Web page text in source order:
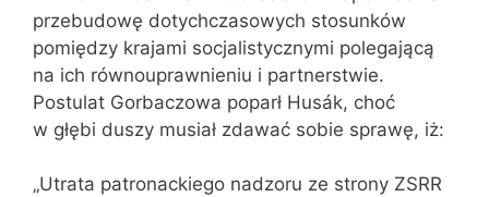
przebudowę dotychczasowych stosunków
pomiędzy krajami socjalistycznymi polegającą
na ich równouprawnieniu i partnerstwie.
Postulat Gorbaczowa poparł Husák, choć
w głębi duszy musiał zdawać sobie sprawę, iż:
„Utrata patronackiego nadzoru ze strony ZSRR